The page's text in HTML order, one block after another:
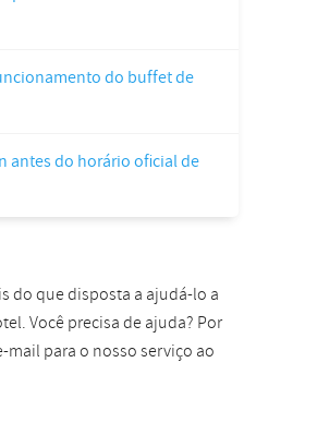
do buffet de
antes do horário oficial de
do que disposta a ajudá-lo a
Você precisa de ajuda? Por
mail para o nosso serviço ao